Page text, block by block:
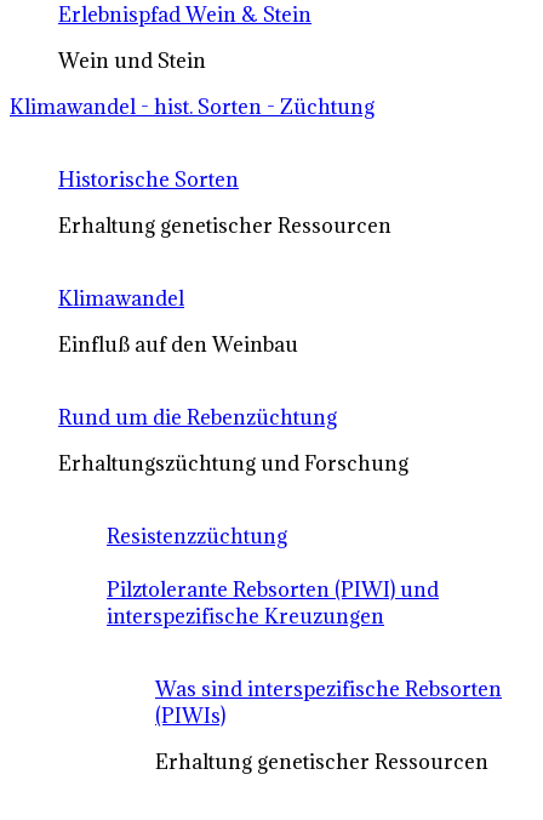
Erlebnispfad Wein & Stein
Wein und Stein
Klimawandel - hist. Sorten - Züchtung
Historische Sorten
Erhaltung genetischer Ressourcen
Klimawandel
Einfluß auf den Weinbau
Rund um die Rebenzüchtung
Erhaltungszüchtung und Forschung
Resistenzzüchtung
Pilztolerante Rebsorten (PIWI) und
interspezifische Kreuzungen
Was sind interspezifische Rebsorten
(PIWIs)
Erhaltung genetischer Ressourcen